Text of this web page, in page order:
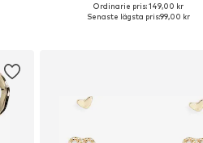
Tillgängliga storlekar: One Size
Ordinarie pris: 149,00 kr
Senaste lägsta pris:99,00 kr